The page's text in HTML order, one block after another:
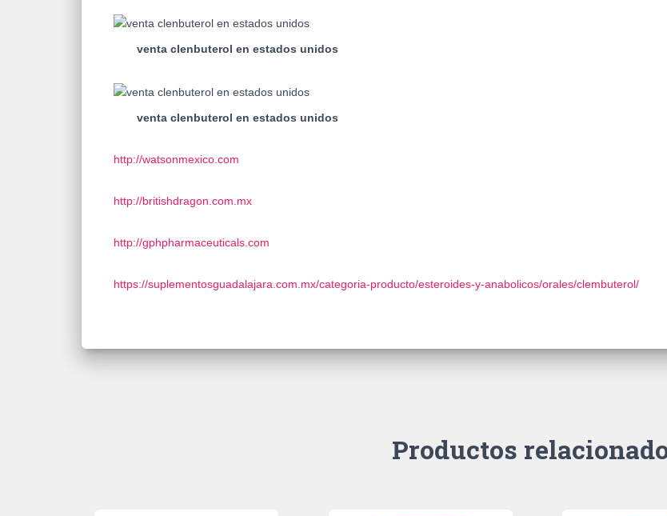
venta clenbuterol en estados unidos
venta clenbuterol en estados unidos
http://watsonmexico.com
http://britishdragon.com.mx
http://gphpharmaceuticals.com
https://suplementosguadalajara.com.mx/categoria-producto/esteroides-y-anabolicos/orales/clembuterol/
Productos